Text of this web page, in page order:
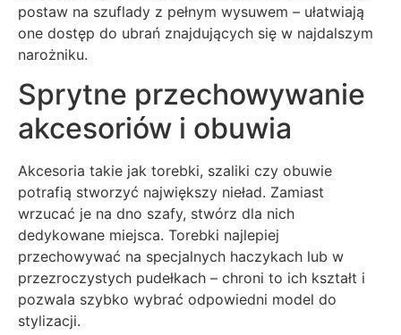
postaw na szuflady z pełnym wysuwem – ułatwiają
one dostęp do ubrań znajdujących się w najdalszym
narożniku.
Sprytne przechowywanie
akcesoriów i obuwia
Akcesoria takie jak torebki, szaliki czy obuwie
potrafią stworzyć największy nieład. Zamiast
wrzucać je na dno szafy, stwórz dla nich
dedykowane miejsca. Torebki najlepiej
przechowywać na specjalnych haczykach lub w
przezroczystych pudełkach – chroni to ich kształt i
pozwala szybko wybrać odpowiedni model do
stylizacji.